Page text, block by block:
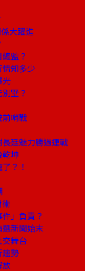
大躍進
監？
知多少
光
墅？
前哨戰
廷魅力勝過連戰
坤
？！
」負責？
新聞始末
舞台
趨勢